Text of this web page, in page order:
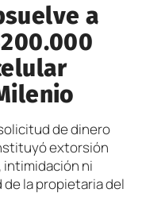
a
de dinero
extorsión
intimidación ni
la propietaria del